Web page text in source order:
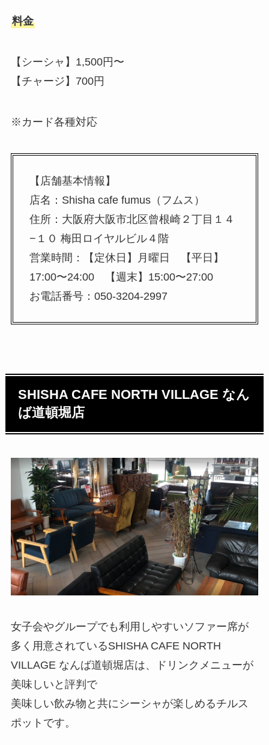
料金
【シーシャ】1,500円〜
【チャージ】700円
※カード各種対応
【店舗基本情報】
店名：Shisha cafe fumus（フムス）
住所：大阪府大阪市北区曾根崎２丁目１４
−１０ 梅田ロイヤルビル４階
営業時間：【定休日】月曜日 【平日】
17:00〜24:00 【週末】15:00〜27:00
お電話番号：050-3204-2997
SHISHA CAFE NORTH VILLAGE なん
ば道頓堀店
女子会やグループでも利用しやすいソファー席が
多く用意されているSHISHA CAFE NORTH
VILLAGE なんば道頓堀店は、ドリンクメニューが
美味しいと評判で
美味しい飲み物と共にシーシャが楽しめるチルス
ポットです。